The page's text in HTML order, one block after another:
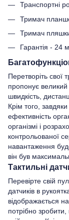
Транспортні
Тримач
Тримач
Гарантія - 24
Перетворіть свої
пропонує великий
швидкість,
Крім того,
ефективність
організмі і
контрольованої
навантаження
він був
Тактильні
Перевірте свій
датчиків в
відображається
потрібно